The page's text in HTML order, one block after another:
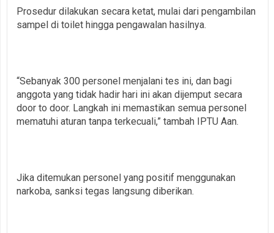
Prosedur dilakukan secara ketat, mulai dari pengambilan
sampel di toilet hingga pengawalan hasilnya.
“Sebanyak 300 personel menjalani tes ini, dan bagi
anggota yang tidak hadir hari ini akan dijemput secara
door to door. Langkah ini memastikan semua personel
mematuhi aturan tanpa terkecuali,” tambah IPTU Aan.
Jika ditemukan personel yang positif menggunakan
narkoba, sanksi tegas langsung diberikan.